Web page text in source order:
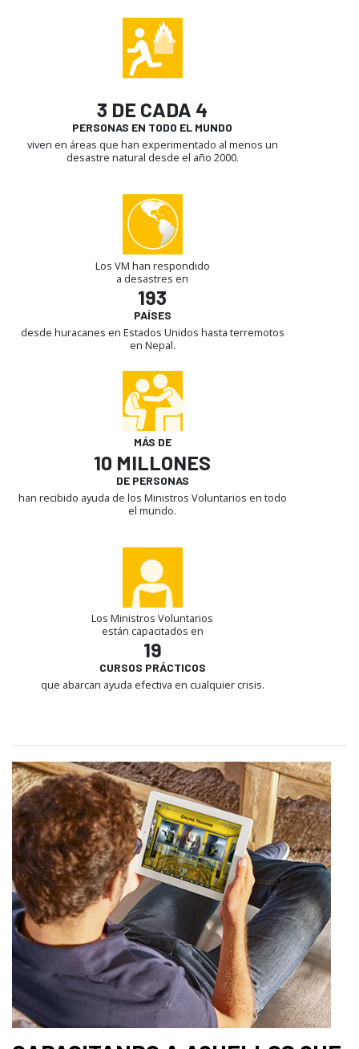
3 DE CADA 4
PERSONAS EN TODO EL MUNDO
viven en áreas que han experimentado al menos un
desastre natural desde el año 2000.
Los VM han respondido
a desastres en
193
PAÍSES
desde huracanes en Estados Unidos hasta terremotos
en Nepal.
MÁS DE
10 MILLONES
DE PERSONAS
han recibido ayuda de los Ministros Voluntarios en todo
el mundo.
Los Ministros Voluntarios
están capacitados en
19
CURSOS PRÁCTICOS
que abarcan ayuda efectiva en cualquier crisis.